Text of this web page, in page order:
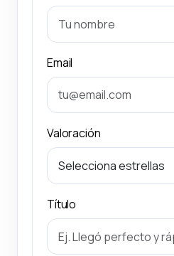
Email
Valoración
Título